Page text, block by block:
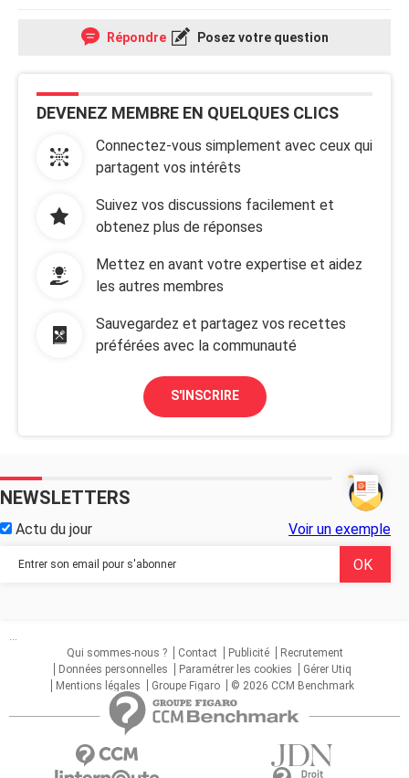
Répondre Posez votre question
DEVENEZ MEMBRE EN QUELQUES CLICS
Connectez-vous simplement avec ceux qui
partagent vos intérêts
Suivez vos discussions facilement et
obtenez plus de réponses
Mettez en avant votre expertise et aidez
les autres membres
Sauvegardez et partagez vos recettes
préférées avec la communauté
S'INSCRIRE
NEWSLETTERS
Actu du jour Voir un exemple
...
Qui sommes-nous ?
Contact Publicité
Recrutement
Données personnelles
Paramétrer les cookies
Gérer Utiq
Mentions légales
Groupe Figaro © 2026 CCM Benchmark